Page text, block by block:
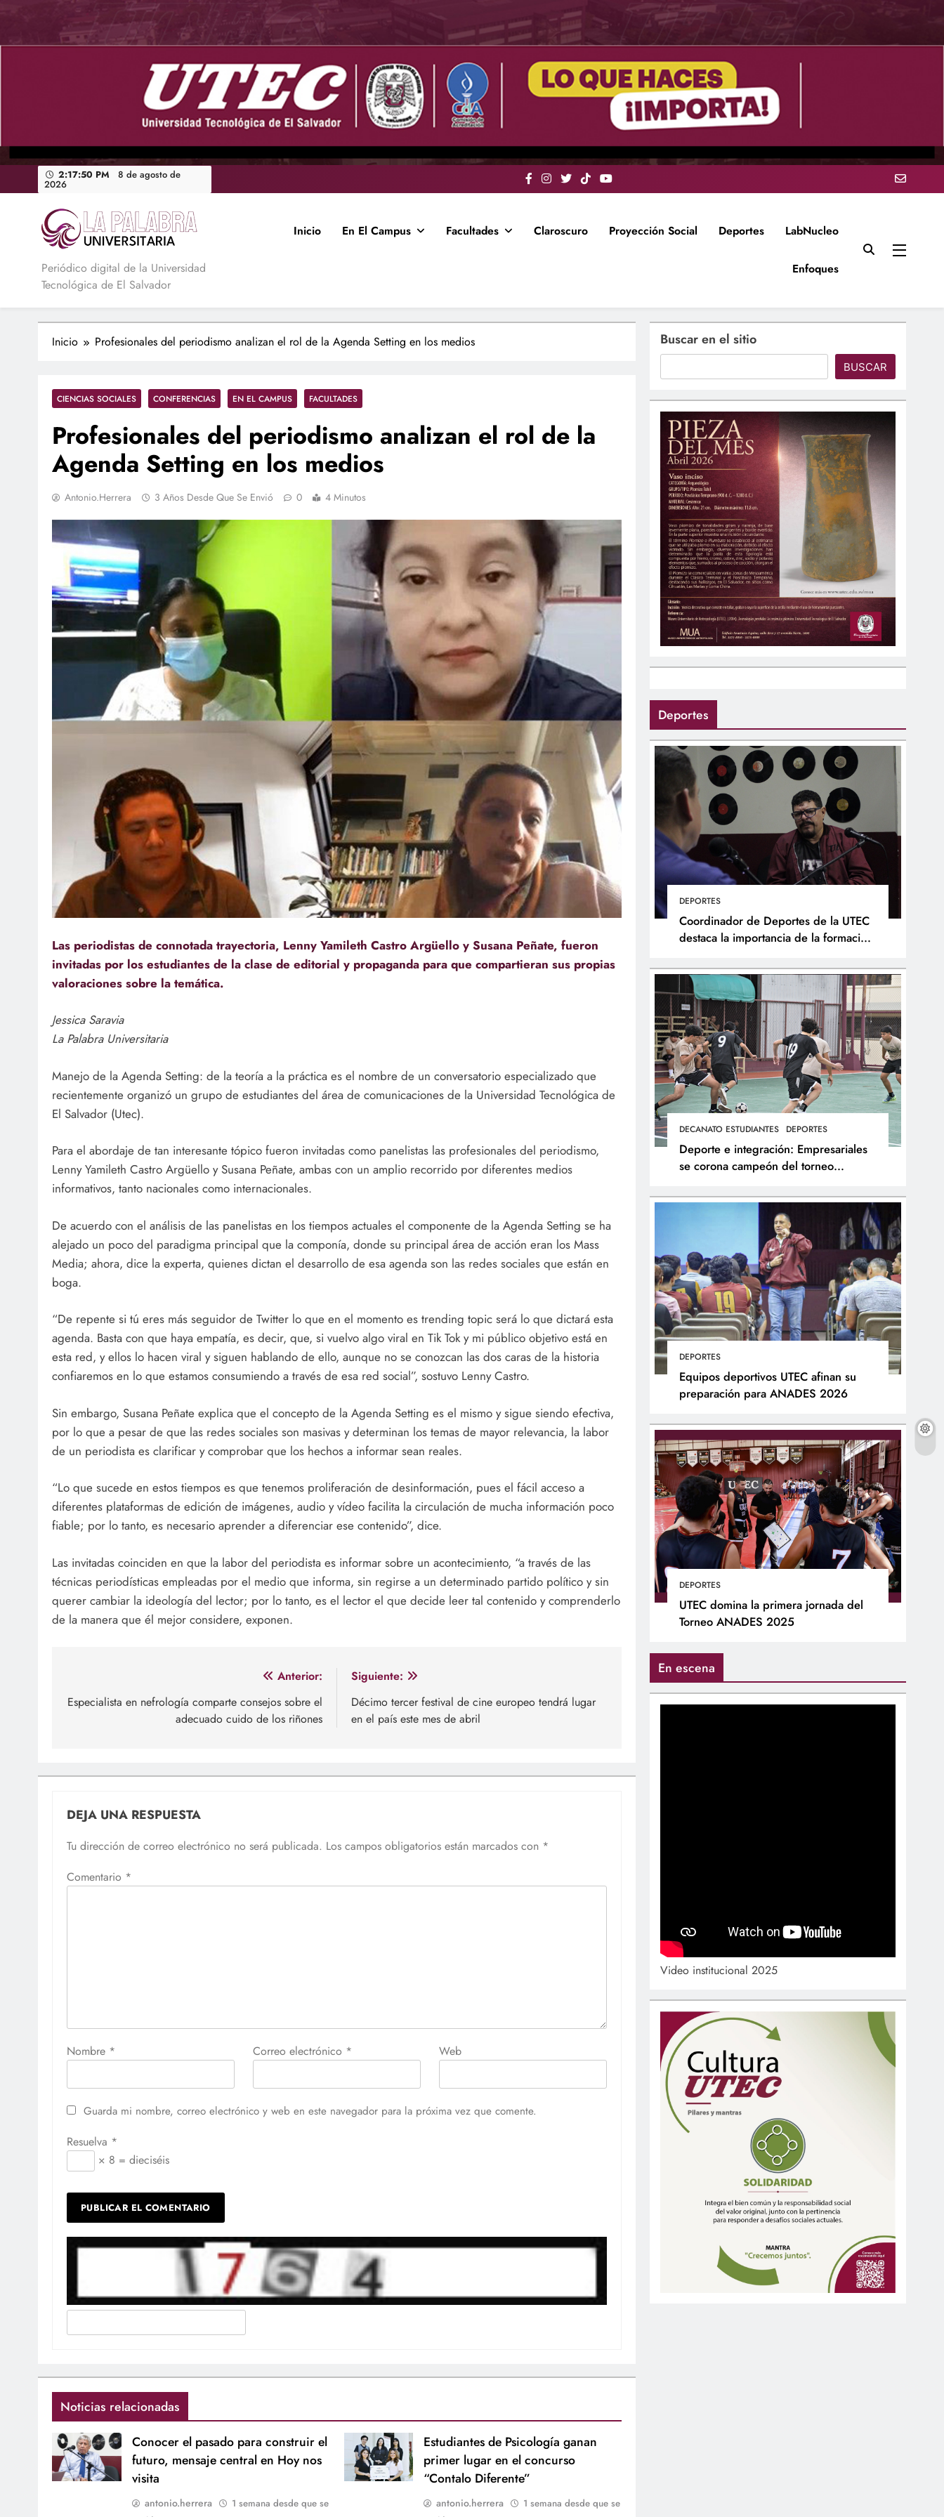
contenido
2:17:51 PM 8 de agosto de 2026
La Palabra Universitaria
Periódico digital de la Universidad
Tecnológica de El Salvador
Inicio En El Campus Facultades Claroscuro Proyección Social Deportes LabNucleo
Enfoques
Inicio Profesionales del periodismo analizan el rol de la Agenda Setting en los medios
CIENCIAS SOCIALES CONFERENCIAS EN EL CAMPUS FACULTADES
Profesionales del periodismo analizan el rol de la
Agenda Setting en los medios
Antonio.herrera 3 Años Desde Que Se Envió 0 4 Minutos
Las periodistas de connotada trayectoria, Lenny Yamileth Castro Argüello y Susana Peñate, fueron
invitadas por los estudiantes de la clase de editorial y propaganda para que compartieran sus propias
valoraciones sobre la temática.
Jessica Saravia
La Palabra Universitaria
Manejo de la Agenda Setting: de la teoría a la práctica es el nombre de un conversatorio especializado que
recientemente organizó un grupo de estudiantes del área de comunicaciones de la Universidad Tecnológica de
El Salvador (Utec).
Para el abordaje de tan interesante tópico fueron invitadas como panelistas las profesionales del periodismo,
Lenny Yamileth Castro Argüello y Susana Peñate, ambas con un amplio recorrido por diferentes medios
informativos, tanto nacionales como internacionales.
De acuerdo con el análisis de las panelistas en los tiempos actuales el componente de la Agenda Setting se ha
alejado un poco del paradigma principal que la componía, donde su principal área de acción eran los Mass
Media; ahora, dice la experta, quienes dictan el desarrollo de esa agenda son las redes sociales que están en
boga.
“De repente si tú eres más seguidor de Twitter lo que en el momento es trending topic será lo que dictará esta
agenda. Basta con que haya empatía, es decir, que, si vuelvo algo viral en Tik Tok y mi público objetivo está en
esta red, y ellos lo hacen viral y siguen hablando de ello, aunque no se conozcan las dos caras de la historia
confiaremos en lo que estamos consumiendo a través de esa red social”, sostuvo Lenny Castro.
Sin embargo, Susana Peñate explica que el concepto de la Agenda Setting es el mismo y sigue siendo efectiva,
por lo que a pesar de que las redes sociales son masivas y determinan los temas de mayor relevancia, la labor
de un periodista es clarificar y comprobar que los hechos a informar sean reales.
“Lo que sucede en estos tiempos es que tenemos proliferación de desinformación, pues el fácil acceso a
diferentes plataformas de edición de imágenes, audio y vídeo facilita la circulación de mucha información poco
fiable; por lo tanto, es necesario aprender a diferenciar ese contenido”, dice.
Las invitadas coinciden en que la labor del periodista es informar sobre un acontecimiento, “a través de las
técnicas periodísticas empleadas por el medio que informa, sin regirse a un determinado partido político y sin
querer cambiar la ideología del lector; por lo tanto, es el lector el que decide leer tal contenido y comprenderlo
de la manera que él mejor considere, exponen.
de
Anterior:
Especialista en nefrología comparte consejos sobre el
adecuado cuido de los riñones
Siguiente:
Décimo tercer festival de cine europeo tendrá lugar
en el país este mes de abril
DEJA UNA RESPUESTA
Tu dirección de correo electrónico no será publicada. Los campos obligatorios están marcados con *
Comentario *
Nombre * Correo electrónico * Web
Guarda mi nombre, correo electrónico y web en este navegador para la próxima vez que comente.
Resuelva *
× 8 = dieciséis
Noticias relacionadas
Conocer el pasado para construir el
futuro, mensaje central en Hoy nos
visita
antonio.herrera
1 semana desde que se
Estudiantes de Psicología ganan
primer lugar en el concurso
“Contalo Diferente”
antonio.herrera
1 semana desde que se
Buscar en el sitio
BUSCAR
Deportes
DEPORTES
Coordinador de Deportes de la UTEC
destaca la importancia de la formación
DECANATO ESTUDIANTES DEPORTES
Deporte e integración: Empresariales
se corona campeón del torneo
DEPORTES
Equipos deportivos UTEC afinan su
preparación para ANADES 2026
DEPORTES
UTEC domina la primera jornada del
Torneo ANADES 2025
En escena
Video institucional 2025